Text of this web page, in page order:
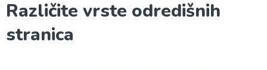
Različite vrste odredišnih
stranica